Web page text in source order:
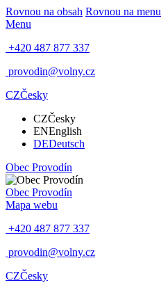
Rovnou na obsah Rovnou na menu
Menu
+420 487 877 337
provodin@volny.cz
CZČesky
CZČesky
ENEnglish
DEDeutsch
Obec Provodín
Obec Provodín
Mapa webu
+420 487 877 337
provodin@volny.cz
CZČesky